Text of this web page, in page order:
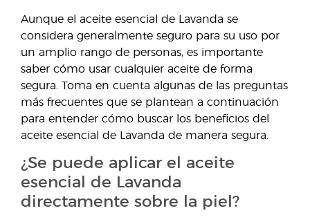
Aunque el aceite esencial de Lavanda se
considera generalmente seguro para su uso por
un amplio rango de personas, es importante
saber cómo usar cualquier aceite de forma
segura. Toma en cuenta algunas de las preguntas
más frecuentes que se plantean a continuación
para entender cómo buscar los beneficios del
aceite esencial de Lavanda de manera segura.
¿Se puede aplicar el aceite
esencial de Lavanda
directamente sobre la piel?